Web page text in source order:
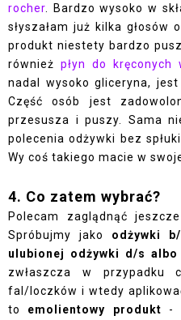
rocher . Bardzo wysoko w
słyszałam już kilka głosów
produkt niestety bardzo
również płyn do kręconych
nadal wysoko gliceryna,
Część osób jest
przesusza i puszy. Sama
polecenia odżywki bez
Wy coś takiego macie w
4. Co zatem wybrać?
Polecam zaglądnąć
Spróbujmy jako odżywki
ulubionej odżywki d/s albo
zwłaszcza w przypadku
fal/loczków i wtedy
to emolientowy produkt -